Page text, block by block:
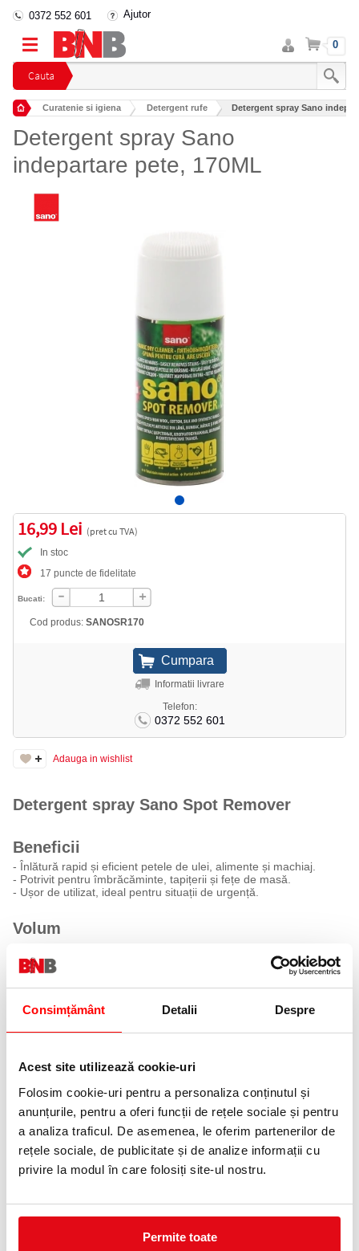
Consimțământ Detalii Despre
Acest site utilizează cookie-uri
Folosim cookie-uri pentru a personaliza conținutul și
anunțurile, pentru a oferi funcții de rețele sociale și pentru
a analiza traficul. De asemenea, le oferim partenerilor de
rețele sociale, de publicitate și de analize informații cu
privire la modul în care folosiți site-ul nostru.
Permite toate
Cauta
0372 552 601 Ajutor
Intra
in
cont
Cos 0
Curatenie si igiena Detergent rufe Detergent spray Sano
Detergent spray Sano
indepartare pete, 170ML
16,99 Lei (pret cu TVA)
In stoc
17 puncte de fidelitate
Bucati:
Cod produs: SANOSR170
Informatii livrare
Telefon:
0372 552 601
Adauga in wishlist
Detergent spray Sano Spot Remover
Beneficii
- Înlătură rapid și eficient petele de ulei, alimente și machiaj.
- Potrivit pentru îmbrăcăminte, tapițerii și fețe de masă.
- Ușor de utilizat, ideal pentru situații de urgență.
Volum
Mod de utilizare
Pulverizați direct pe zona afectată și lăsați să acționeze, fără a
necesita spălare ulterioară.
20,99 lei